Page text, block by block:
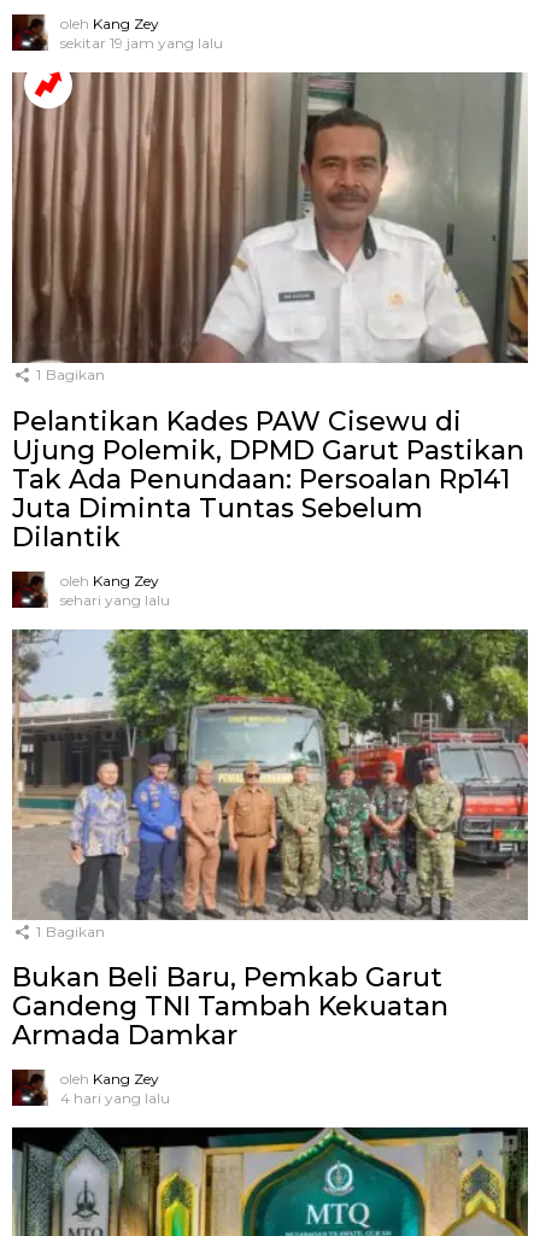
oleh Kang Zey
sekitar 19 jam yang lalu
1 Bagikan
Pelantikan Kades PAW Cisewu di
Ujung Polemik, DPMD Garut Pastikan
Tak Ada Penundaan: Persoalan Rp141
Juta Diminta Tuntas Sebelum
Dilantik
oleh Kang Zey
sehari yang lalu
1 Bagikan
Bukan Beli Baru, Pemkab Garut
Gandeng TNI Tambah Kekuatan
Armada Damkar
oleh Kang Zey
4 hari yang lalu